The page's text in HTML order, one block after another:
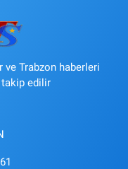
ve Trabzon haberleri
takip edilir